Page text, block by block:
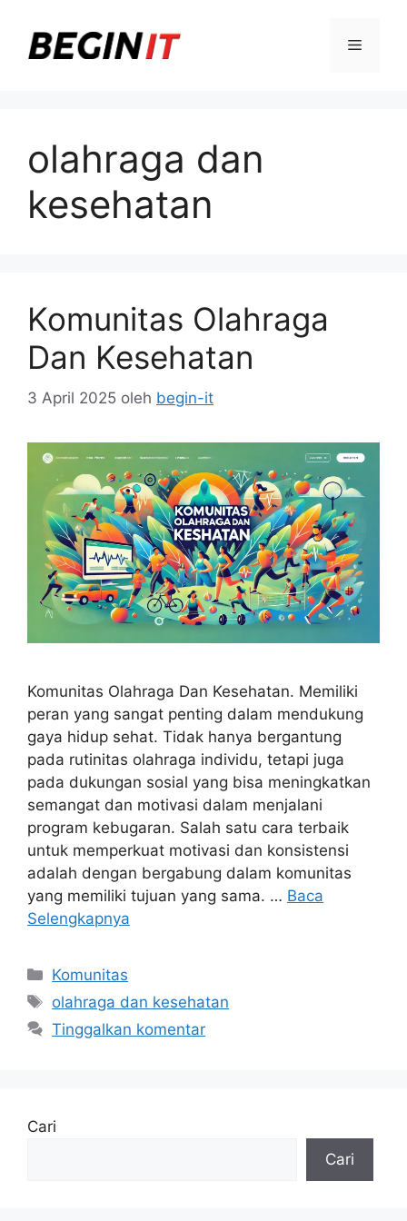
Menu
olahraga dan
kesehatan
Komunitas Olahraga
Dan Kesehatan
3 April 2025 oleh begin-it
Komunitas Olahraga Dan Kesehatan. Memiliki
peran yang sangat penting dalam mendukung
gaya hidup sehat. Tidak hanya bergantung
pada rutinitas olahraga individu, tetapi juga
pada dukungan sosial yang bisa meningkatkan
semangat dan motivasi dalam menjalani
program kebugaran. Salah satu cara terbaik
untuk memperkuat motivasi dan konsistensi
adalah dengan bergabung dalam komunitas
yang memiliki tujuan yang sama. … Baca
Selengkapnya
Kategori
Komunitas
Tag
olahraga dan kesehatan
Tinggalkan komentar
Cari
Cari